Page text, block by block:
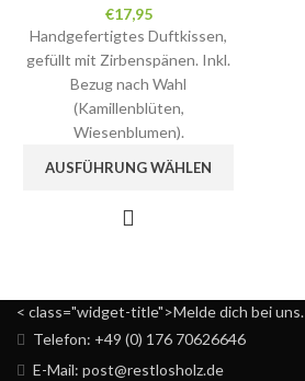
€17,95
Handgefertigtes Duftkissen,
gefüllt mit Zirbenspänen. Inkl.
Bezug nach Wahl
(Kamillenblüten,
Wiesenblumen).
AUSFÜHRUNG WÄHLEN
< class="widget-title">Melde dich bei uns.
Telefon: +49 (0) 176 70626646
E-Mail: post@restlosholz.de